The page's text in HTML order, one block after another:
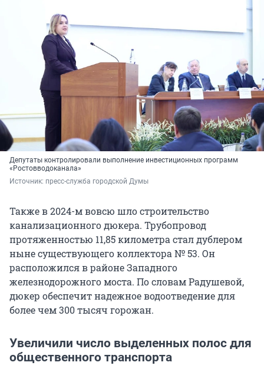
Депутаты контролировали выполнение инвестиционных программ
«Ростовводоканала»
Источник: пресс-служба городской Думы
Также в 2024-м вовсю шло строительство
канализационного дюкера. Трубопровод
протяженностью 11,85 километра стал дублером
ныне существующего коллектора № 53. Он
расположился в районе Западного
железнодорожного моста. По словам Радушевой,
дюкер обеспечит надежное водоотведение для
более чем 300 тысяч горожан.
Увеличили число выделенных полос для
общественного транспорта